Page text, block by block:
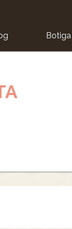
Botiga